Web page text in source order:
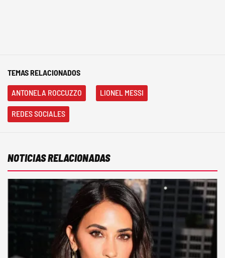
TEMAS RELACIONADOS
ANTONELA ROCCUZZO LIONEL MESSI
REDES SOCIALES
NOTICIAS RELACIONADAS